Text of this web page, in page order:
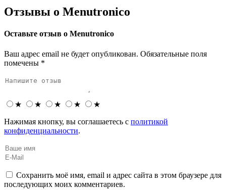
Отзывы о Menutronico
Оставьте отзыв о Menutronico
Ваш адрес email не будет опубликован. Обязательные поля
помечены *
★ ★ ★ ★
★
Нажимая кнопку, вы соглашаетесь с политикой
конфиденциальности.
Сохранить моё имя, email и адрес сайта в этом браузере для
последующих моих комментариев.